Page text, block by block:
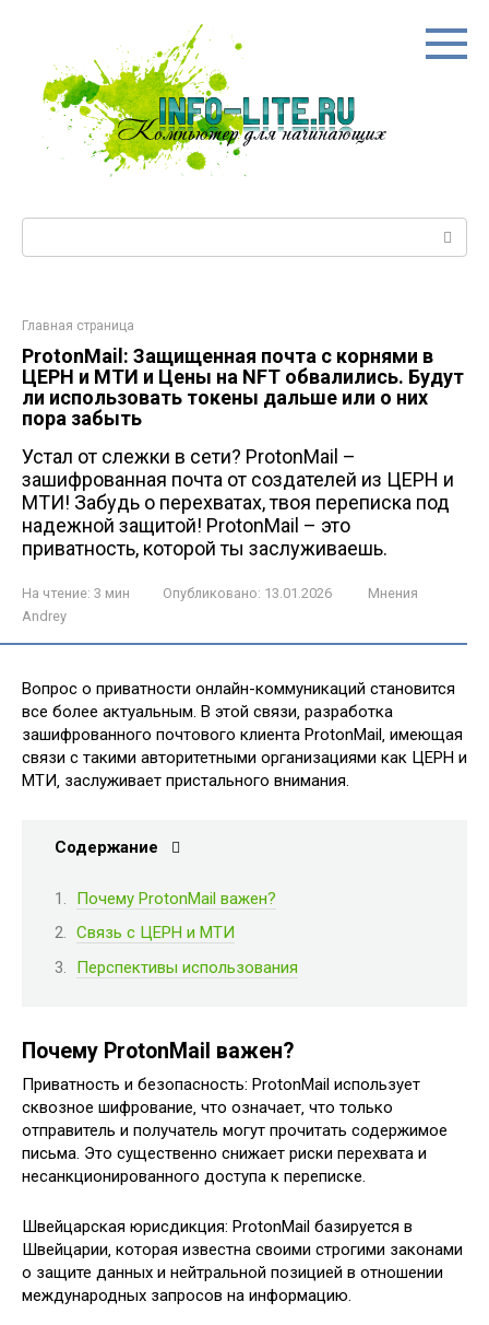
Главная страница
ProtonMail: Защищенная почта с корнями в
ЦЕРН и МТИ и Цены на NFT обвалились. Будут
ли использовать токены дальше или о них
пора забыть
Устал от слежки в сети? ProtonMail –
зашифрованная почта от создателей из ЦЕРН и
МТИ! Забудь о перехватах, твоя переписка под
надежной защитой! ProtonMail – это
приватность, которой ты заслуживаешь.
На чтение: 3 мин Опубликовано: 13.01.2026
Мнения
Andrey
Вопрос о приватности онлайн-коммуникаций становится
все более актуальным. В этой связи‚ разработка
зашифрованного почтового клиента ProtonMail‚ имеющая
связи с такими авторитетными организациями как ЦЕРН и
МТИ‚ заслуживает пристального внимания.
Содержание
Почему ProtonMail важен?
Связь с ЦЕРН и МТИ
Перспективы использования
Почему ProtonMail важен?
Приватность и безопасность: ProtonMail использует
сквозное шифрование‚ что означает‚ что только
отправитель и получатель могут прочитать содержимое
письма. Это существенно снижает риски перехвата и
несанкционированного доступа к переписке.
Швейцарская юрисдикция: ProtonMail базируется в
Швейцарии‚ которая известна своими строгими законами
о защите данных и нейтральной позицией в отношении
международных запросов на информацию.